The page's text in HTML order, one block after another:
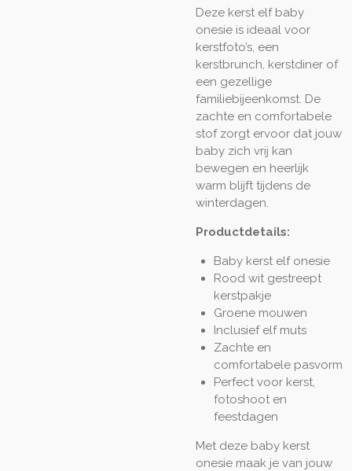
Deze kerst elf baby
onesie is ideaal voor
kerstfoto’s, een
kerstbrunch, kerstdiner of
een gezellige
familiebijeenkomst. De
zachte en comfortabele
stof zorgt ervoor dat jouw
baby zich vrij kan
bewegen en heerlijk
warm blijft tijdens de
winterdagen.
Productdetails:
Baby kerst elf onesie
Rood wit gestreept
kerstpakje
Groene mouwen
Inclusief elf muts
Zachte en
comfortabele pasvorm
Perfect voor kerst,
fotoshoot en
feestdagen
Met deze baby kerst
onesie maak je van jouw